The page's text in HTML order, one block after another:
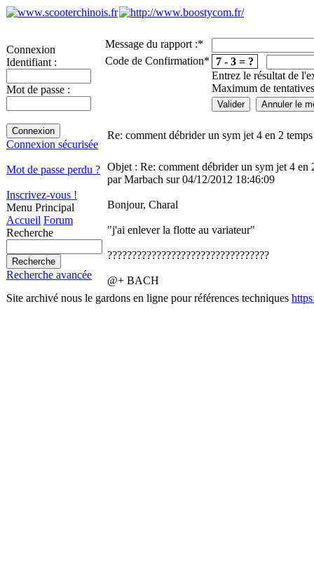
Connexion
Identifiant :
Mot de passe :
Connexion sécurisée
Mot de passe perdu ?
Inscrivez-vous !
Menu Principal
Accueil Forum
Recherche
Recherche avancée
Message du rapport :*
Code de Confirmation*
7 - 3 = ?
Entrez le résultat de
Maximum de
Re: comment débrider un sym jet 4 en 2 temps
Objet : Re: comment débrider un sym jet 4 en
par Marbach sur 04/12/2012 18:46:09
Bonjour, Charal
"j'ai enlever la flotte au variateur"
?????????????????????????????????
@+ BACH
Site archivé nous le gardons en ligne pour références techniques